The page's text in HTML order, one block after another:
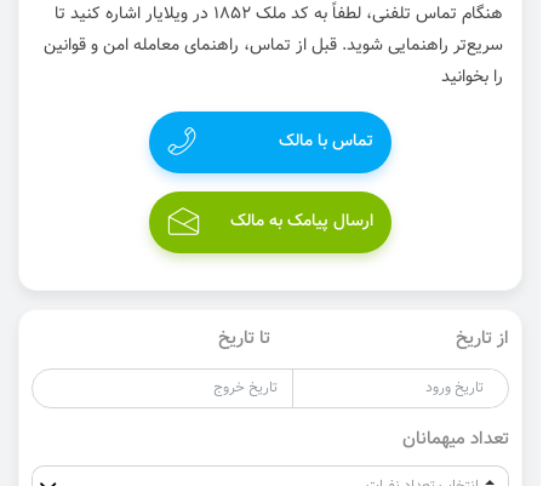
هنگام تماس تلفنی، لطفاً به کد ملک 1852 در ویلایار اشاره کنید تا
سریع‌تر راهنمایی شوید. قبل از تماس، راهنمای معامله امن و قوانین
را بخوانید
تماس با مالک
ارسال پیامک به مالک
از تاریخ تا تاریخ
تعداد میهمانان